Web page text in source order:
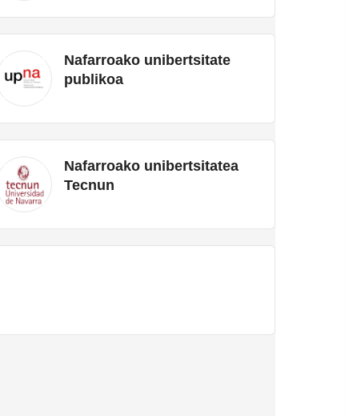
Nafarroako unibertsitate
publikoa
Nafarroako unibertsitatea
Tecnun